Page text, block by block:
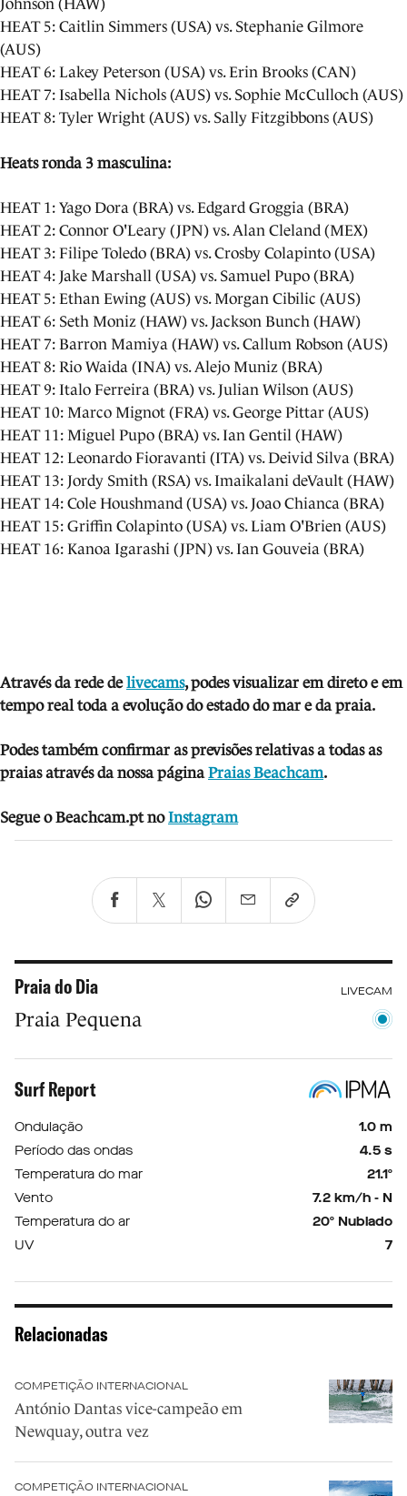
Johnson (HAW)
HEAT 5: Caitlin Simmers (USA) vs. Stephanie Gilmore
(AUS)
HEAT 6: Lakey Peterson (USA) vs. Erin Brooks (CAN)
HEAT 7: Isabella Nichols (AUS) vs. Sophie McCulloch (AUS)
HEAT 8: Tyler Wright (AUS) vs. Sally Fitzgibbons (AUS)
Heats ronda 3 masculina:
HEAT 1: Yago Dora (BRA) vs. Edgard Groggia (BRA)
HEAT 2: Connor O'Leary (JPN) vs. Alan Cleland (MEX)
HEAT 3: Filipe Toledo (BRA) vs. Crosby Colapinto (USA)
HEAT 4: Jake Marshall (USA) vs. Samuel Pupo (BRA)
HEAT 5: Ethan Ewing (AUS) vs. Morgan Cibilic (AUS)
HEAT 6: Seth Moniz (HAW) vs. Jackson Bunch (HAW)
HEAT 7: Barron Mamiya (HAW) vs. Callum Robson (AUS)
HEAT 8: Rio Waida (INA) vs. Alejo Muniz (BRA)
HEAT 9: Italo Ferreira (BRA) vs. Julian Wilson (AUS)
HEAT 10: Marco Mignot (FRA) vs. George Pittar (AUS)
HEAT 11: Miguel Pupo (BRA) vs. Ian Gentil (HAW)
HEAT 12: Leonardo Fioravanti (ITA) vs. Deivid Silva (BRA)
HEAT 13: Jordy Smith (RSA) vs. Imaikalani deVault (HAW)
HEAT 14: Cole Houshmand (USA) vs. Joao Chianca (BRA)
HEAT 15: Griffin Colapinto (USA) vs. Liam O'Brien (AUS)
HEAT 16: Kanoa Igarashi (JPN) vs. Ian Gouveia (BRA)
Através da rede delivecams, podes visualizar em direto e em
tempo real toda a evolução do estado do mar e da praia.
Podes também confirmar as previsões relativas a todas as
praias através da nossa páginaPraias Beachcam.
Segue o Beachcam.pt no Instagram
Praia do Dia LIVECAM
Praia Pequena
Surf Report
Ondulação
1.0 m
Período das ondas
4.5 s
Temperatura do mar
21.1º
Vento
7.2 km/h - N
Temperatura do ar
20º Nublado
UV
7
Relacionadas
COMPETIÇÃO INTERNACIONAL
António Dantas vice-campeão em
Newquay, outra vez
COMPETIÇÃO INTERNACIONAL